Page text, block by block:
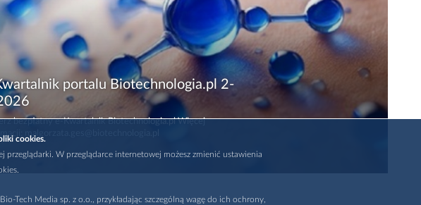
portalu Biotechnologia.pl 2-
bezpłatny e-Kwartalnik Biotechnologia.pl Więcej
cookies.
przeglądarki. W przeglądarce internetowej możesz zmienić ustawienia
Tech Media sp. z o.o., przykładając szczególną wagę do ich ochrony,